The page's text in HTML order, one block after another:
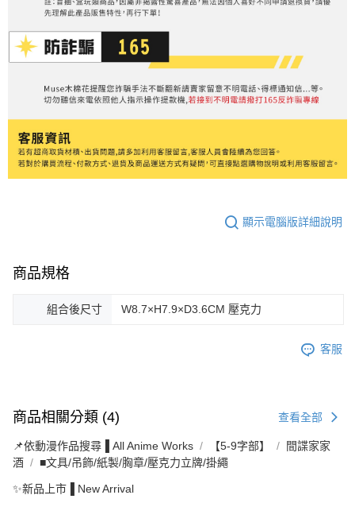
顯示電腦版詳細說明
商品規格
組合後尺寸 W8.7×H7.9×D3.6CM 壓克力
客服
商品相關分類 (4) 查看全部
📌依動漫作品搜尋▐ All Anime Works 【5-9字部】
間諜家家
酒
■文具/吊飾/紙製/胸章/壓克力立牌/掛繩
✨新品上市▐ New Arrival